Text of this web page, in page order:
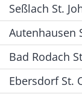
Seßlach St.
Autenhausen
Bad Rodach
Ebersdorf St.